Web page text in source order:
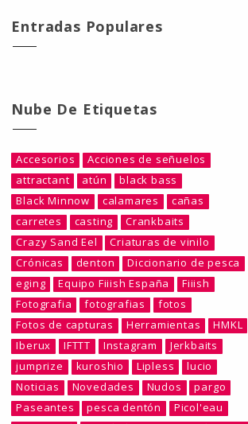
Entradas Populares
Nube De Etiquetas
Accesorios
Acciones de señuelos
attractant
atún
black bass
Black Minnow
calamares
cañas
carretes
casting
Crankbaits
Crazy Sand Eel
Criaturas de vinilo
Crónicas
denton
Diccionario de pesca
eging
Equipo Fiiish España
Fiiish
Fotografia
fotografias
fotos
Fotos de capturas
Herramientas
HMKL
Iberux
IFTTT Instagram
Jerkbaits
jumprize
kuroshio Lipless
lucio
Noticias
Novedades Nudos
pargo
Paseantes
pesca dentón
Picol'eau